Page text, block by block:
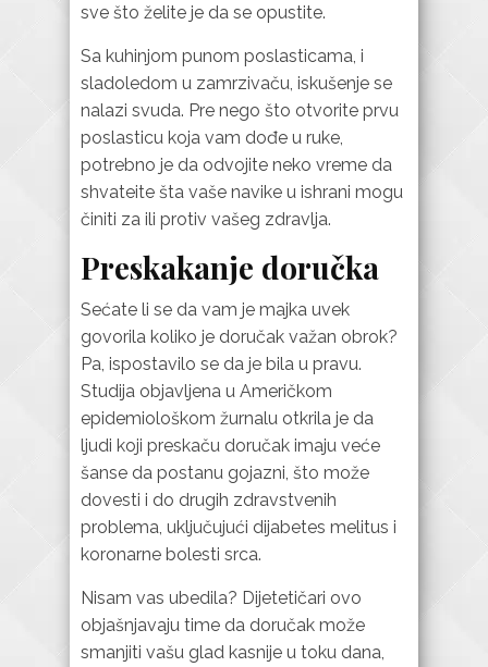
sve što želite je da se opustite.
Sa kuhinjom punom poslasticama, i
sladoledom u zamrzivaču, iskušenje se
nalazi svuda. Pre nego što otvorite prvu
poslasticu koja vam dođe u ruke,
potrebno je da odvojite neko vreme da
shvateite šta vaše navike u ishrani mogu
činiti za ili protiv vašeg zdravlja.
Preskakanje doručka
Sećate li se da vam je majka uvek
govorila koliko je doručak važan obrok?
Pa, ispostavilo se da je bila u pravu.
Studija objavljena u Američkom
epidemiološkom žurnalu otkrila je da
ljudi koji preskaču doručak imaju veće
šanse da postanu gojazni, što može
dovesti i do drugih zdravstvenih
problema, uključujući dijabetes melitus i
koronarne bolesti srca.
Nisam vas ubedila? Dijetetičari ovo
objašnjavaju time da doručak može
smanjiti vašu glad kasnije u toku dana,